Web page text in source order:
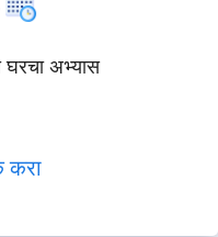
घरचा अभ्यास
करा